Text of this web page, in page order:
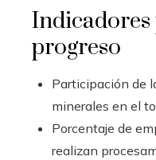
progreso
Participación de
minerales en el
Porcentaje de
realizan